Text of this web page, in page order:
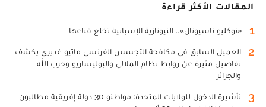
المقالات الأكثر قراءة
1 «نوكليو ناسيونال».. النيونازية الإسبانية تخلع قناعها
2
العميل السابق في مكافحة التجسس الفرنسي ماثيو غديري يكشف
تفاصيل مثيرة عن روابط نظام الملالي والبوليساريو وحزب الله
والجزائر
3
تأشيرة الدخول للولايات المتحدة: مواطنو 30 دولة إفريقية مطالبون